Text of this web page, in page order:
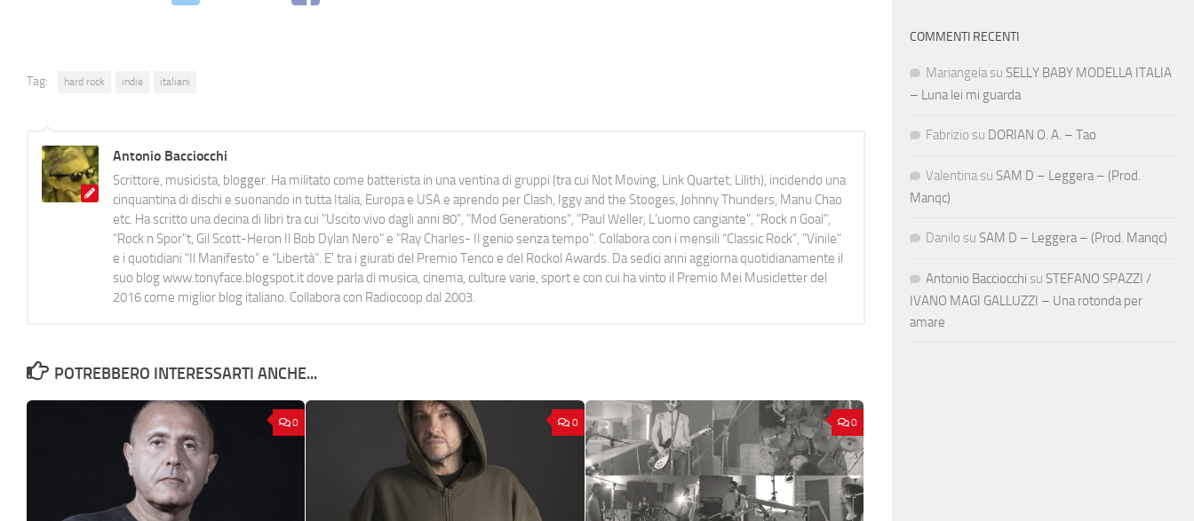
Tag: hard rock indie italiani
Antonio Bacciocchi
Scrittore, musicista, blogger. Ha militato come batterista in una ventina di gruppi (tra cui Not Moving, Link Quartet, Lilith), incidendo una
cinquantina di dischi e suonando in tutta Italia, Europa e USA e aprendo per Clash, Iggy and the Stooges, Johnny Thunders, Manu Chao
etc. Ha scritto una decina di libri tra cui "Uscito vivo dagli anni 80", "Mod Generations", "Paul Weller, L’uomo cangiante", "Rock n Goal",
"Rock n Spor"t, Gil Scott-Heron Il Bob Dylan Nero" e "Ray Charles- Il genio senza tempo". Collabora con i mensili “Classic Rock”, "Vinile"
e i quotidiani “Il Manifesto” e “Libertà”. E' tra i giurati del Premio Tenco e del Rockol Awards. Da sedici anni aggiorna quotidianamente il
suo blog www.tonyface.blogspot.it dove parla di musica, cinema, culture varie, sport e con cui ha vinto il Premio Mei Musicletter del
2016 come miglior blog italiano. Collabora con Radiocoop dal 2003.
POTREBBERO INTERESSARTI ANCHE...
0 0 0
COMMENTI RECENTI
Mariangela su SELLY BABY MODELLA ITALIA
– Luna lei mi guarda
Fabrizio su DORIAN O. A. – Tao
Valentina su SAM D – Leggera – (Prod.
Manqc)
Danilo su SAM D – Leggera – (Prod. Manqc)
Antonio Bacciocchi su STEFANO SPAZZI /
IVANO MAGI GALLUZZI – Una rotonda per
amare